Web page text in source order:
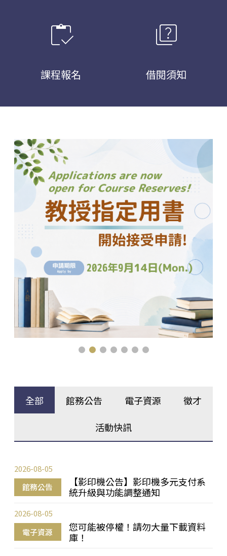
inventory
課程報名
quiz
借閱須知
全部 館務公告 電子資源 徵才
活動快訊
館務公告
【影印機公告】影印機多元支付系
統升級與功能調整通知
2026-08-05
電子資源
您可能被停權！請勿大量下載資料
庫！
2026-08-05